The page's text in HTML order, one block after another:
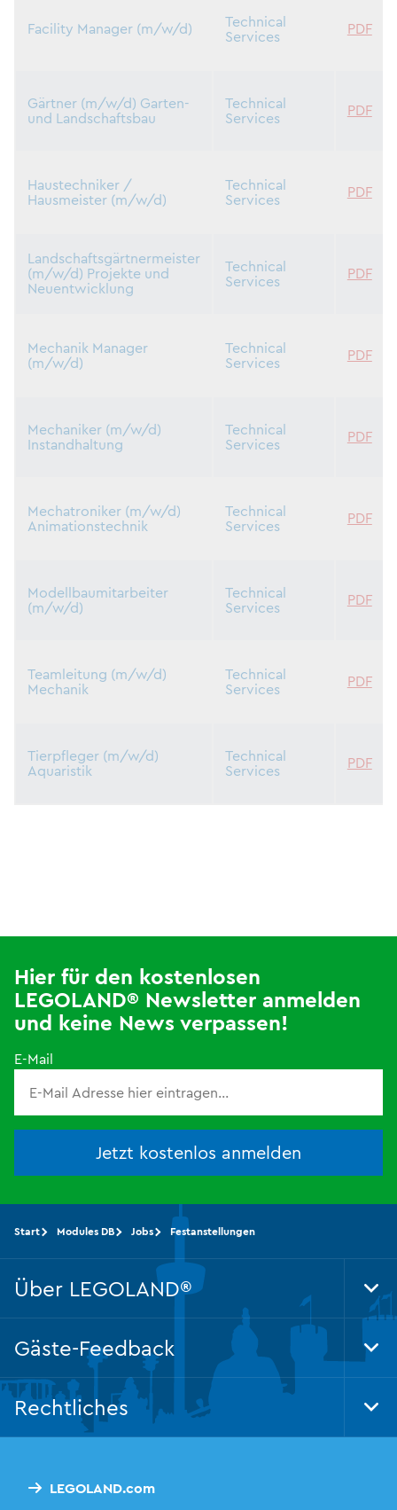
Facility Manager (m/w/d)
Technical
Services
PDF
Gärtner (m/w/d) Garten-
und Landschaftsbau
Technical
Services
PDF
Haustechniker /
Hausmeister (m/w/d)
Technical
Services
PDF
Landschaftsgärtnermeister
(m/w/d) Projekte und
Neuentwicklung
Technical
Services
PDF
Mechanik Manager
(m/w/d)
Technical
Services
PDF
Mechaniker (m/w/d)
Instandhaltung
Technical
Services
PDF
Mechatroniker (m/w/d)
Animationstechnik
Technical
Services
PDF
Modellbaumitarbeiter
(m/w/d)
Technical
Services
PDF
Teamleitung (m/w/d)
Mechanik
Technical
Services
PDF
Tierpfleger (m/w/d)
Aquaristik
Technical
Services
PDF
Hier für den kostenlosen
LEGOLAND® Newsletter anmelden
und keine News verpassen!
E-Mail
Jetzt kostenlos anmelden
LEGOLAND.com
Start Modules DB Jobs Festanstellungen
Über LEGOLAND®
Gäste-Feedback
Rechtliches